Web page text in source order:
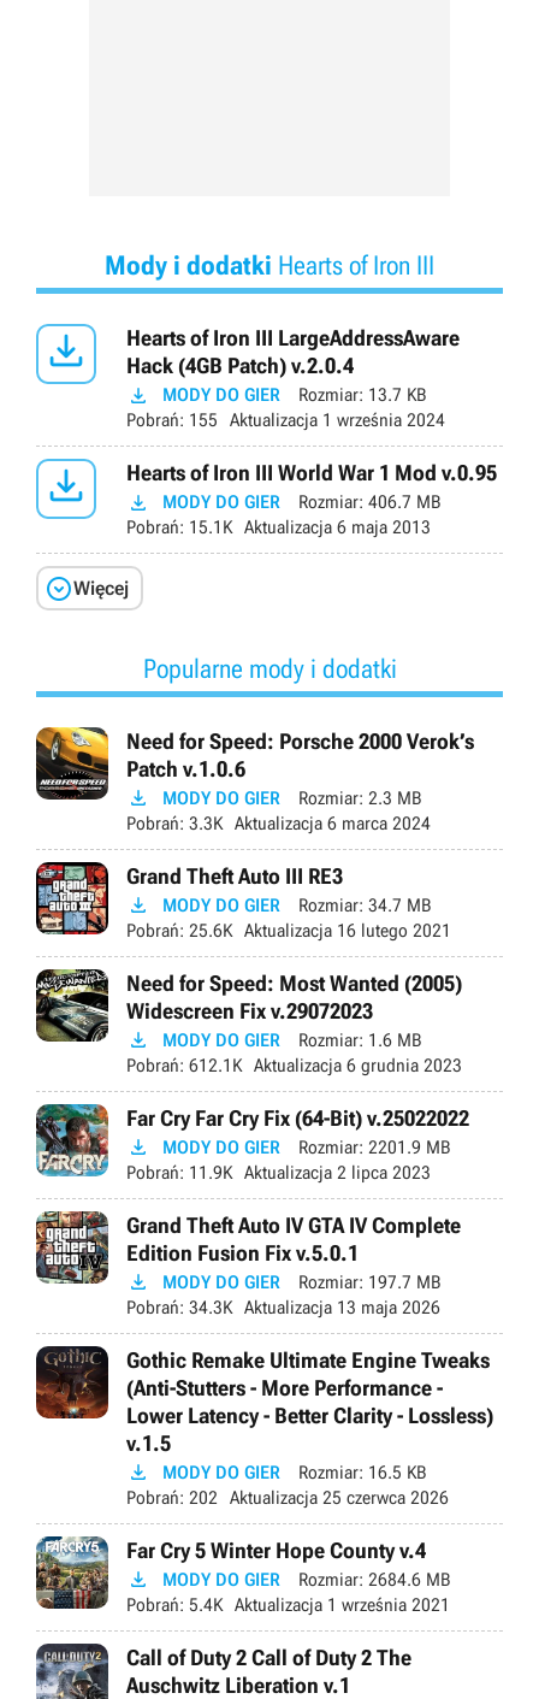
Mody i dodatki Hearts of Iron III

Hearts of Iron III LargeAddressAware
Hack (4GB Patch) v.2.0.4
 MODY DO GIER Rozmiar: 13.7 KB
Pobrań: 155 Aktualizacja 1 września 2024
 Hearts of Iron III World War 1 Mod v.0.95
 MODY DO GIER Rozmiar: 406.7 MB
Pobrań: 15.1K Aktualizacja 6 maja 2013
Więcej
Popularne mody i dodatki
Need for Speed: Porsche 2000 Verok’s
Patch v.1.0.6
 MODY DO GIER Rozmiar: 2.3 MB
Pobrań: 3.3K Aktualizacja 6 marca 2024
Grand Theft Auto III RE3
 MODY DO GIER Rozmiar: 34.7 MB
Pobrań: 25.6K Aktualizacja 16 lutego 2021
Need for Speed: Most Wanted (2005)
Widescreen Fix v.29072023
 MODY DO GIER Rozmiar: 1.6 MB
Pobrań: 612.1K Aktualizacja 6 grudnia 2023
Far Cry Far Cry Fix (64-Bit) v.25022022
 MODY DO GIER Rozmiar: 2201.9 MB
Pobrań: 11.9K Aktualizacja 2 lipca 2023
Grand Theft Auto IV GTA IV Complete
Edition Fusion Fix v.5.0.1
 MODY DO GIER Rozmiar: 197.7 MB
Pobrań: 34.3K Aktualizacja 13 maja 2026
Gothic Remake Ultimate Engine Tweaks
(Anti-Stutters - More Performance -
Lower Latency - Better Clarity - Lossless)
v.1.5
 MODY DO GIER Rozmiar: 16.5 KB
Pobrań: 202 Aktualizacja 25 czerwca 2026
Far Cry 5 Winter Hope County v.4
 MODY DO GIER Rozmiar: 2684.6 MB
Pobrań: 5.4K Aktualizacja 1 września 2021
Call of Duty 2 Call of Duty 2 The
Auschwitz Liberation v.1